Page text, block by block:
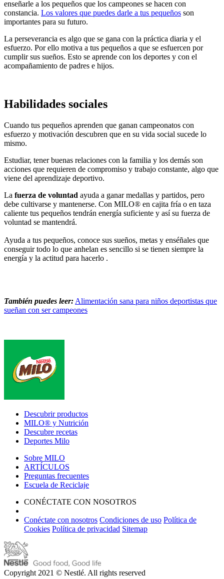
enseñarle a los pequeños que los campeones se hacen con
constancia. Los valores que puedes darle a tus pequeños son
importantes para su futuro.
La perseverancia es algo que se gana con la práctica diaria y el
esfuerzo. Por ello motiva a tus pequeños a que se esfuercen por
cumplir sus sueños. Esto se aprende con los deportes y con el
acompañamiento de padres e hijos.
Habilidades sociales
Cuando tus pequeños aprenden que ganan campeonatos con
esfuerzo y motivación descubren que en su vida social sucede lo
mismo.
Estudiar, tener buenas relaciones con la familia y los demás son
acciones que requieren de compromiso y trabajo constante, algo que
viene del aprendizaje deportivo.
La fuerza de voluntad ayuda a ganar medallas y partidos, pero
debe cultivarse y mantenerse. Con MILO® en cajita fría o en taza
caliente tus pequeños tendrán energía suficiente y así su fuerza de
voluntad se mantendrá.
Ayuda a tus pequeños, conoce sus sueños, metas y enséñales que
conseguir todo lo que anhelan es sencillo si se tienen siempre la
energía y la actitud para hacerlo .
También puedes leer: Alimentación sana para niños deportistas que
sueñan con ser campeones
Footer
Descubrir productos
MILO® y Nutrición
Descubre recetas
Deportes Milo
Sobre MILO
ARTÍCULOS
Preguntas frecuentes
Escuela de Reciclaje
CONÉCTATE CON NOSOTROS
Conéctate con nosotros Condiciones de uso Política de
Cookies Política de privacidad Sitemap
Copyright 2021 © Nestlé. All rights reserved